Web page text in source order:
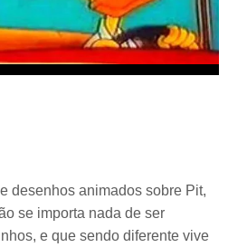
desenhos animados sobre Pit,
se importa nada de ser
e que sendo diferente vive